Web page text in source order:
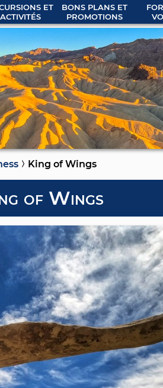
ET
ACTIVITÉS
BONS PLANS ET
PROMOTIONS
King of Wings
of Wings